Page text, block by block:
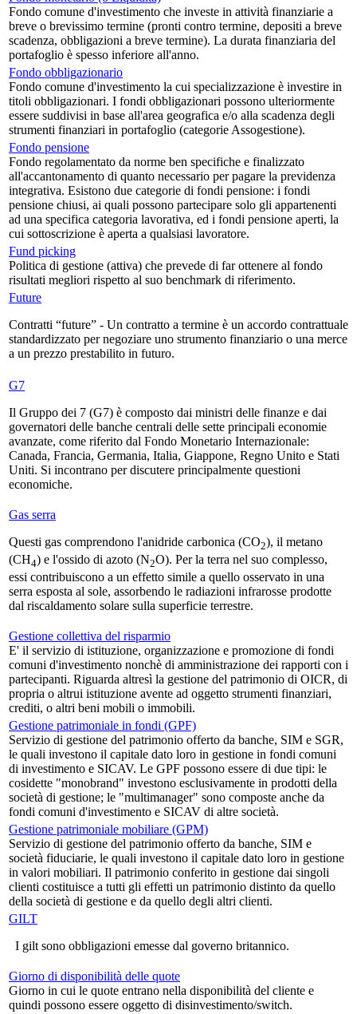
Fondo comune d'investimento che investe in attività finanziarie a
breve o brevissimo termine (pronti contro termine, depositi a breve
scadenza, obbligazioni a breve termine). La durata finanziaria del
portafoglio è spesso inferiore all'anno.
Fondo obbligazionario
Fondo comune d'investimento la cui specializzazione è investire in
titoli obbligazionari. I fondi obbligazionari possono ulteriormente
essere suddivisi in base all'area geografica e/o alla scadenza degli
strumenti finanziari in portafoglio (categorie Assogestione).
Fondo pensione
Fondo regolamentato da norme ben specifiche e finalizzato
all'accantonamento di quanto necessario per pagare la previdenza
integrativa. Esistono due categorie di fondi pensione: i fondi
pensione chiusi, ai quali possono partecipare solo gli appartenenti
ad una specifica categoria lavorativa, ed i fondi pensione aperti, la
cui sottoscrizione è aperta a qualsiasi lavoratore.
Fund picking
Politica di gestione (attiva) che prevede di far ottenere al fondo
risultati megliori rispetto al suo benchmark di riferimento.
Future
Contratti “future” - Un contratto a termine è un accordo contrattuale
standardizzato per negoziare uno strumento finanziario o una merce
a un prezzo prestabilito in futuro.
G7
Il Gruppo dei 7 (G7) è composto dai ministri delle finanze e dai
governatori delle banche centrali delle sette principali economie
avanzate, come riferito dal Fondo Monetario Internazionale:
Canada, Francia, Germania, Italia, Giappone, Regno Unito e Stati
Uniti. Si incontrano per discutere principalmente questioni
economiche.
Gas serra
Questi gas comprendono l'anidride carbonica (CO2), il metano
(CH4) e l'ossido di azoto (N2O). Per la terra nel suo complesso,
essi contribuiscono a un effetto simile a quello osservato in una
serra esposta al sole, assorbendo le radiazioni infrarosse prodotte
dal riscaldamento solare sulla superficie terrestre.
Gestione collettiva del risparmio
E' il servizio di istituzione, organizzazione e promozione di fondi
comuni d'investimento nonchè di amministrazione dei rapporti con i
partecipanti. Riguarda altresì la gestione del patrimonio di OICR, di
propria o altrui istituzione avente ad oggetto strumenti finanziari,
crediti, o altri beni mobili o immobili.
Gestione patrimoniale in fondi (GPF)
Servizio di gestione del patrimonio offerto da banche, SIM e SGR,
le quali investono il capitale dato loro in gestione in fondi comuni
di investimento e SICAV. Le GPF possono essere di due tipi: le
cosidette "monobrand" investono esclusivamente in prodotti della
società di gestione; le "multimanager" sono composte anche da
fondi comuni d'investimento e SICAV di altre società.
Gestione patrimoniale mobiliare (GPM)
Servizio di gestione del patrimonio offerto da banche, SIM e
società fiduciarie, le quali investono il capitale dato loro in gestione
in valori mobiliari. Il patrimonio conferito in gestione dai singoli
clienti costituisce a tutti gli effetti un patrimonio distinto da quello
della società di gestione e da quello degli altri clienti.
GILT
I gilt sono obbligazioni emesse dal governo britannico.
Giorno di disponibilità delle quote
Giorno in cui le quote entrano nella disponibilità del cliente e
quindi possono essere oggetto di disinvestimento/switch.